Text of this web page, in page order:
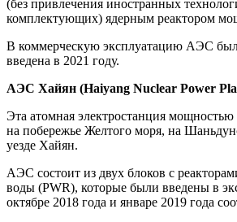
(без привлечения иностранных
комплектующих) ядерным реактором
В коммерческую эксплуатацию АЭС
введена в 2021 году.
АЭС Хайян (Haiyang Nuclear Power
Эта атомная электростанция
на побережье Желтого моря, на
уезде Хайян.
АЭС состоит из двух блоков с
воды (PWR), которые были введены в
октябре 2018 года и январе 2019 года